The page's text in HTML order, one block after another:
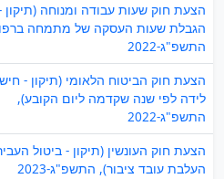
הצעת חוק שעות עבודה ומנוחה (תיקון
הגבלת שעות העסקה של מתמחה
התשפ"ג-2022
הצעת חוק הביטוח הלאומי (תיקון -
לידה לפי שנה שקדמה ליום הקובע),
התשפ"ג-2022
הצעת חוק העונשין (תיקון - ביטול
העלבת עובד ציבור), התשפ"ג-2023